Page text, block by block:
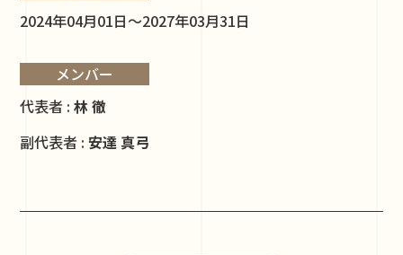
2024年04月01日～2027年03月31日
メンバー
代表者 :林 徹
副代表者 :安達 真弓